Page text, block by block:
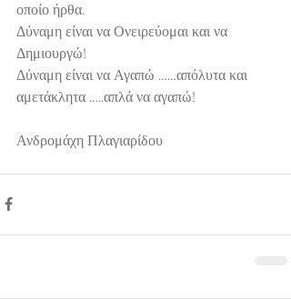
οποίο ήρθα.
Δύναμη είναι να Ονειρεύομαι και να
Δημιουργώ!
Δύναμη είναι να Αγαπώ ……απόλυτα και
αμετάκλητα …..απλά να αγαπώ!
Ανδρομάχη Πλαγιαρίδου